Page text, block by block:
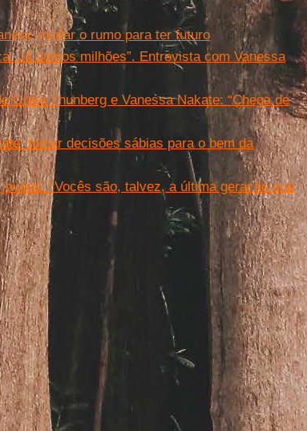
mudar o rumo para ter futuro
Já somos milhões”. Entrevista com Vanessa
Greta Thunberg e Vanessa Nakate: “Chega de
tomar decisões sábias para o bem da
“Vocês são, talvez, a última geração que